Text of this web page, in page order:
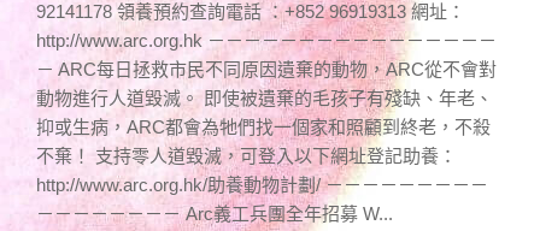
92141178 領養預約查詢電話 ：+852 96919313 網址：
http://www.arc.org.hk －－－－－－－－－－－－－－－－
－ ARC每日拯救市民不同原因遺棄的動物，ARC從不會對
動物進行人道毀滅。 即使被遺棄的毛孩子有殘缺、年老、
抑或生病，ARC都會為牠們找一個家和照顧到終老，不殺
不棄！ 支持零人道毀滅，可登入以下網址登記助養：
http://www.arc.org.hk/助養動物計劃/ －－－－－－－－－
－－－－－－－－ Arc義工兵團全年招募 W...